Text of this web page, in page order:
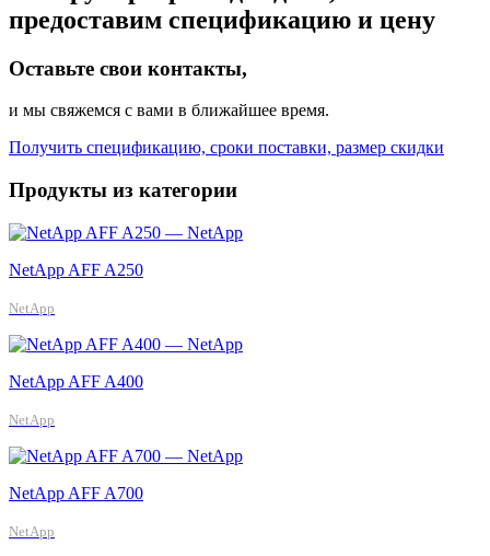
предоставим спецификацию и цену
Оставьте свои контакты,
и мы свяжемся с вами в ближайшее время.
Получить спецификацию, сроки поставки, размер скидки
Продукты из категории
NetApp AFF A250
NetApp
NetApp AFF A400
NetApp
NetApp AFF A700
NetApp